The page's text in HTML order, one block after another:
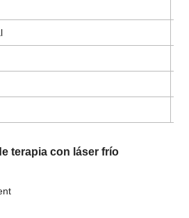
terapia con láser frío